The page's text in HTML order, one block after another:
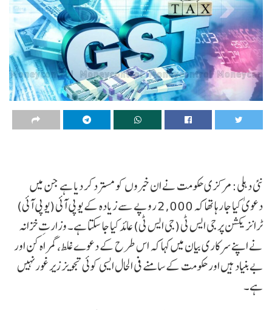
نئی دہلی: مرکزی حکومت نے ان خبروں کو مسترد کر دیا ہے جن میں
دعویٰ کیا جا رہا تھا کہ 2,000 روپے سے زیادہ کے یو پی آئی (یو پی آئی)
ٹرانزیکشن پر جی ایس ٹی (جی ایس ٹی) عائد کیا جا سکتا ہے۔ وزارتِ خزانہ
نے اپنے سرکاری بیان میں کہا کہ اس طرح کے دعوے غلط، گمراہ کن اور
بے بنیاد ہیں اور حکومت کے سامنے فی الحال ایسی کوئی تجویز زیر غور نہیں
ہے۔